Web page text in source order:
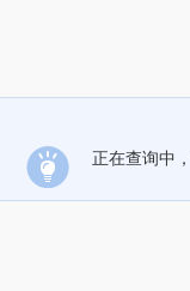
正在查询中